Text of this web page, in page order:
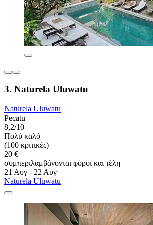
3. Naturela Uluwatu
Naturela Uluwatu
Pecatu
8,2/10
Πολύ καλό
(100 κριτικές)
20 €
συμπεριλαμβάνονται φόροι και τέλη
21 Αυγ - 22 Αυγ
Naturela Uluwatu